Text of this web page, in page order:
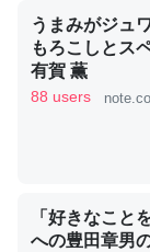
論文では「淡
利だから両方
いる鋏角類（
ずキチンを強
─ニュース :: 【
うまみがジュ
もろこしとス
有賀 薫
88 users
「好きなこと
への豊田章男